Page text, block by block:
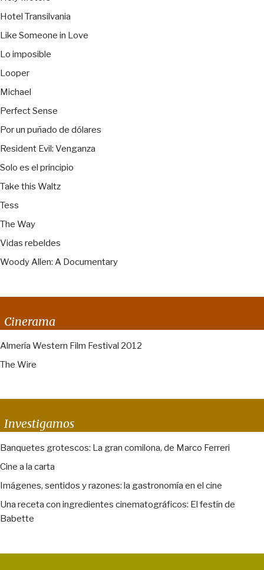
Hotel Transilvania
Like Someone in Love
Lo imposible
Looper
Michael
Perfect Sense
Por un puñado de dólares
Resident Evil: Venganza
Solo es el principio
Take this Waltz
Tess
The Way
Vidas rebeldes
Woody Allen: A Documentary
Cinerama
Almería Western Film Festival 2012
The Wire
Investigamos
Banquetes grotescos: La gran comilona, de Marco Ferreri
Cine a la carta
Imágenes, sentidos y razones: la gastronomía en el cine
Una receta con ingredientes cinematográficos: El festín de
Babette